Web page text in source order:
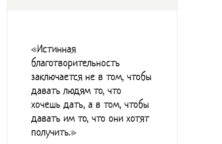
«Истинная
благотворительность
заключается не в том, чтобы
давать людям то, что
хочешь дать, а в том, чтобы
давать им то, что они хотят
получить.»